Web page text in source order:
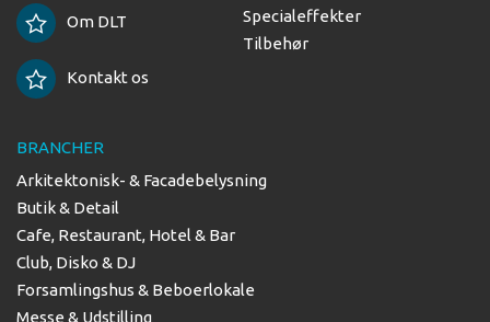
Om DLT
Kontakt os
Specialeffekter
Tilbehør
BRANCHER
Arkitektonisk- & Facadebelysning
Butik & Detail
Cafe, Restaurant, Hotel & Bar
Club, Disko & DJ
Forsamlingshus & Beboerlokale
Messe & Udstilling